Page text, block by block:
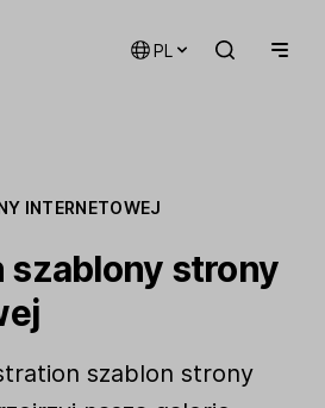
PL
INTERNETOWEJ
szablony strony
szablon strony